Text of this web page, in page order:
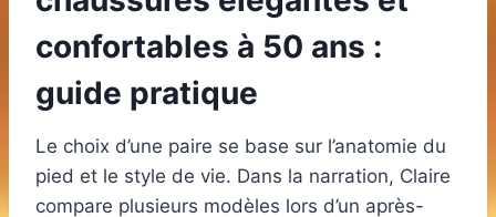
confortables à 50 ans :
guide pratique
Le choix d’une paire se base sur l’anatomie du
pied et le style de vie. Dans la narration, Claire
compare plusieurs modèles lors d’un après-